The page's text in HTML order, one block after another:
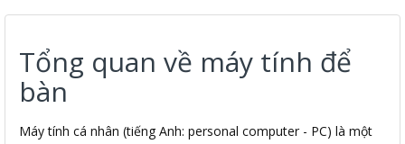
Tổng quan về máy tính để
bàn
Máy tính cá nhân (tiếng Anh: personal computer - PC) là một